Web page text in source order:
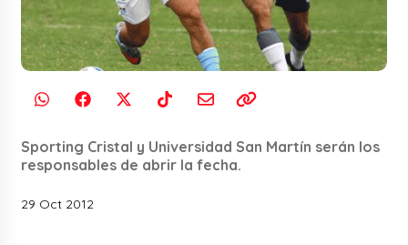
Sporting Cristal y Universidad San Martín serán los
responsables de abrir la fecha.
29 Oct 2012